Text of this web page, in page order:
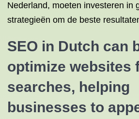
Nederland, moeten investeren in
strategieën om de beste
SEO in Dutch can
optimize websites
searches, helping
businesses to